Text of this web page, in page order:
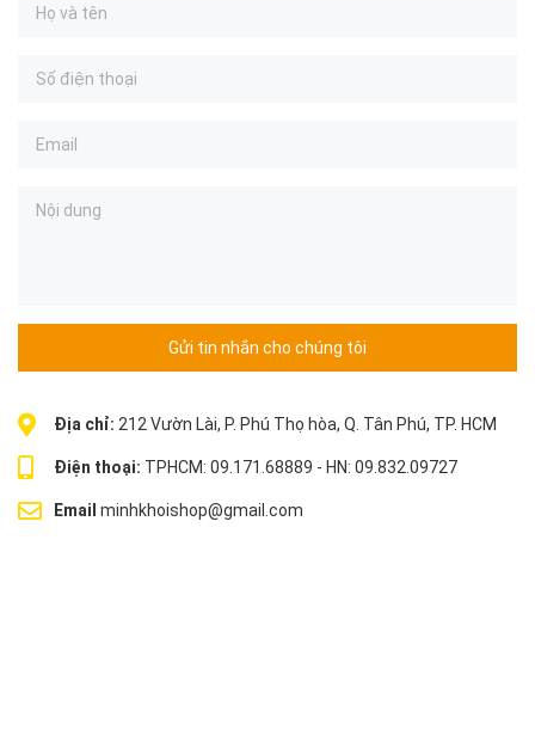
Gửi tin nhắn cho chúng tôi
Địa chỉ: 212 Vườn Lài, P. Phú Thọ hòa, Q. Tân Phú, TP. HCM
Điện thoại: TPHCM: 09.171.68889 - HN: 09.832.09727
Email minhkhoishop@gmail.com